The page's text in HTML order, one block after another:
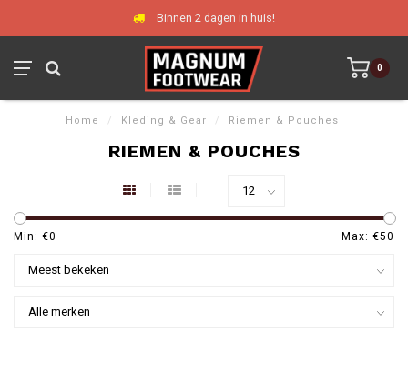
Binnen 2 dagen in huis!
0
Home / Kleding & Gear / Riemen & Pouches
RIEMEN & POUCHES
Min: €0 Max: €50